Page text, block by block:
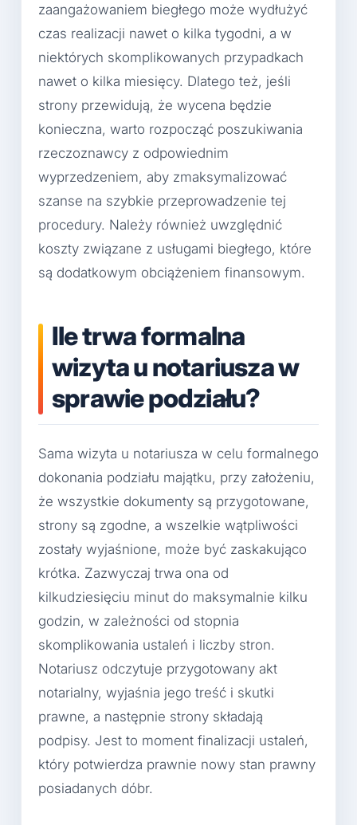
zaangażowaniem biegłego może wydłużyć
czas realizacji nawet o kilka tygodni, a w
niektórych skomplikowanych przypadkach
nawet o kilka miesięcy. Dlatego też, jeśli
strony przewidują, że wycena będzie
konieczna, warto rozpocząć poszukiwania
rzeczoznawcy z odpowiednim
wyprzedzeniem, aby zmaksymalizować
szanse na szybkie przeprowadzenie tej
procedury. Należy również uwzględnić
koszty związane z usługami biegłego, które
są dodatkowym obciążeniem finansowym.
Ile trwa formalna
wizyta u notariusza w
sprawie podziału?
Sama wizyta u notariusza w celu formalnego
dokonania podziału majątku, przy założeniu,
że wszystkie dokumenty są przygotowane,
strony są zgodne, a wszelkie wątpliwości
zostały wyjaśnione, może być zaskakująco
krótka. Zazwyczaj trwa ona od
kilkudziesięciu minut do maksymalnie kilku
godzin, w zależności od stopnia
skomplikowania ustaleń i liczby stron.
Notariusz odczytuje przygotowany akt
notarialny, wyjaśnia jego treść i skutki
prawne, a następnie strony składają
podpisy. Jest to moment finalizacji ustaleń,
który potwierdza prawnie nowy stan prawny
posiadanych dóbr.